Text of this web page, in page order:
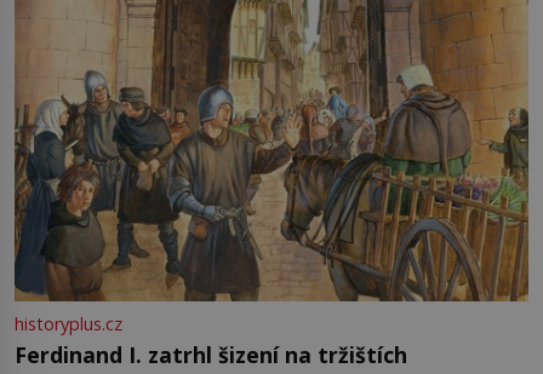
historyplus.cz
Ferdinand I. zatrhl šizení na tržištích